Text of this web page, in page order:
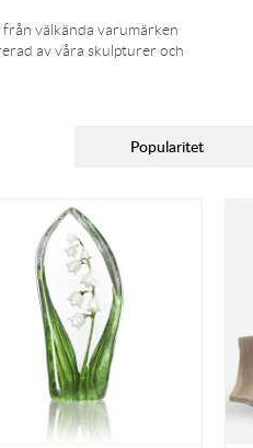
välkända varumärken
av våra skulpturer och
Popularitet